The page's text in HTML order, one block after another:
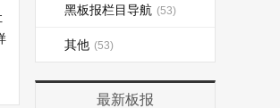
黑板报栏目导航 (53)
其他 (53)
最新板报